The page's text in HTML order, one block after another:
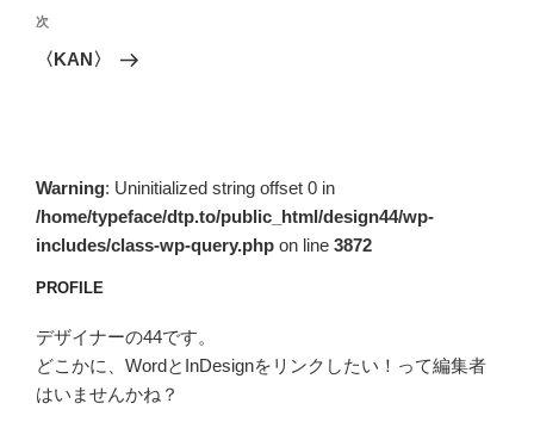
ビ
ゲ
ン
稿
次
の
次
〈KAN〉
Warning: Uninitialized string offset 0 in
/home/typeface/dtp.to/public_html/design44/wp-
includes/class-wp-query.php on line 3872
PROFILE
デザイナーの44です。
どこかに、WordとInDesignをリンクしたい！って編集者
はいませんかね？